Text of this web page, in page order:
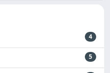
4
5